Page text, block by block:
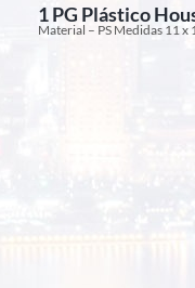
1 PG Plástico
Material – PS Medidas 11